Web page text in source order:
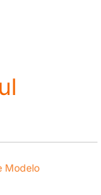
Modelo